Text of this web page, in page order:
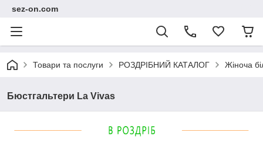
sez-on.com
Товари та послуги РОЗДРІБНИЙ КАТАЛОГ Жіноча
Бюстгальтери La Vivas